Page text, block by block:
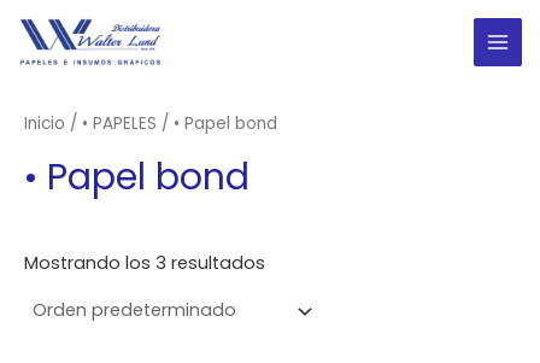
contenido
Inicio / • PAPELES / • Papel bond
• Papel bond
Mostrando los 3 resultados